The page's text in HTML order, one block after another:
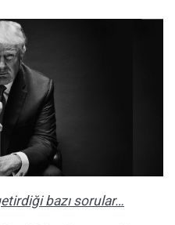
bazı sorular…